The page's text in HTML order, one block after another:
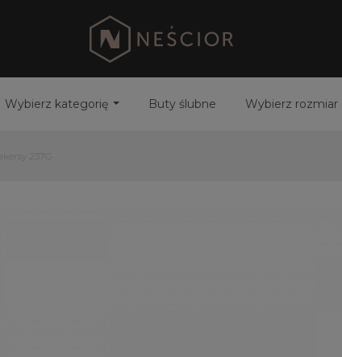
Wybierz kategorię Buty ślubne Wybierz rozmiar
237G